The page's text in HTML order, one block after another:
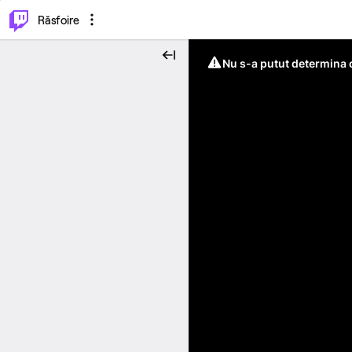
Răsfoire
Nu s-a putut